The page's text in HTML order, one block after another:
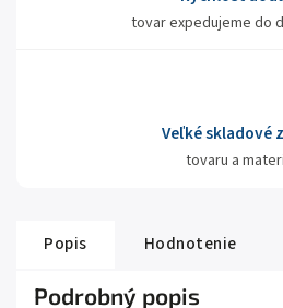
tovar expedujeme do
Veľké skladové
tovaru a
Popis Hodnotenie
Podrobný popis